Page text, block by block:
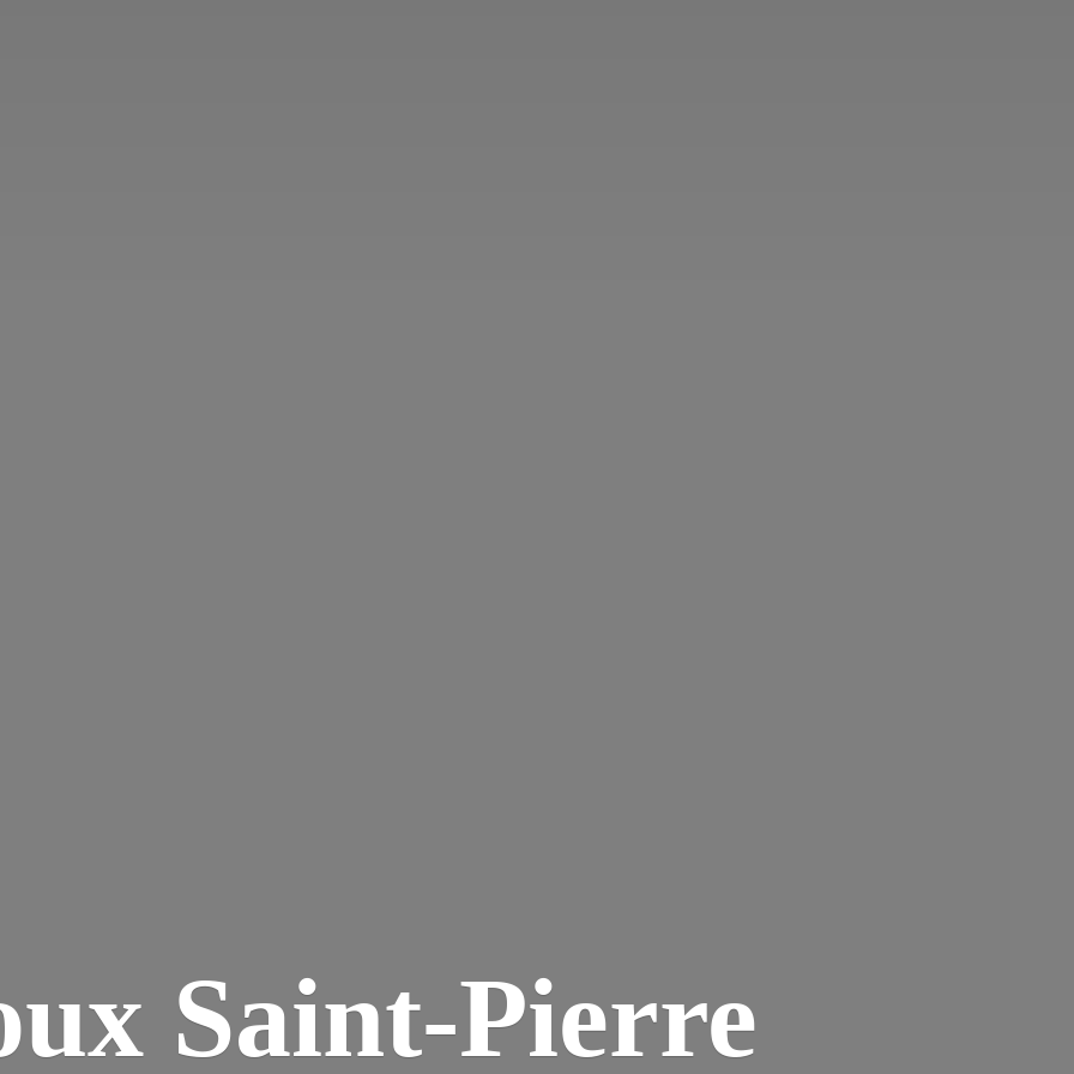
Saint-Pierre